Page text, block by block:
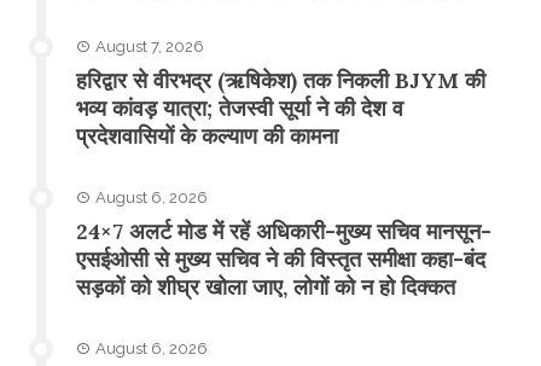
August 7, 2026
​हरिद्वार से वीरभद्र (ऋषिकेश) तक निकली BJYM की
भव्य कांवड़ यात्रा; तेजस्वी सूर्या ने की देश व
प्रदेशवासियों के कल्याण की कामना
August 6, 2026
24×7 अलर्ट मोड में रहें अधिकारी-मुख्य सचिव मानसून-
एसईओसी से मुख्य सचिव ने की विस्तृत समीक्षा कहा-बंद
सड़कों को शीघ्र खोला जाए, लोगों को न हो दिक्कत
August 6, 2026